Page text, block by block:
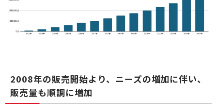
2008年の販売開始より、ニーズの増加に伴い、
販売量も順調に増加